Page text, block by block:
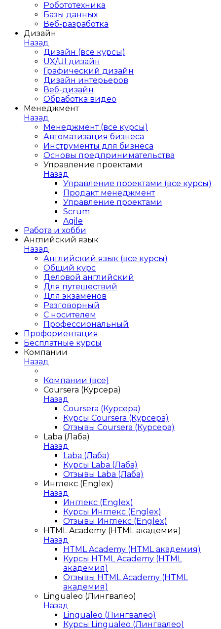
Робототехника
Базы данных
Веб-разработка
Дизайн
Назад
Дизайн (все курсы)
UX/UI дизайн
Графический дизайн
Дизайн интерьеров
Веб-дизайн
Обработка видео
Менеджмент
Назад
Менеджмент (все курсы)
Автоматизация бизнеса
Инструменты для бизнеса
Основы предпринимательства
Управление проектами
Назад
Управление проектами (все курсы)
Продакт менеджмент
Управление проектами
Scrum
Agile
Работа и хобби
Английский язык
Назад
Английский язык (все курсы)
Общий курс
Деловой английский
Для путешествий
Для экзаменов
Разговорный
С носителем
Профессиональный
Профориентация
Бесплатные курсы
Компании
Назад
Компании (все)
Coursera (Курсера)
Назад
Coursera (Курсера)
Курсы Coursera (Курсера)
Отзывы Coursera (Курсера)
Laba (Лаба)
Назад
Laba (Лаба)
Курсы Laba (Лаба)
Отзывы Laba (Лаба)
Инглекс (Englex)
Назад
Инглекс (Englex)
Курсы Инглекс (Englex)
Отзывы Инглекс (Englex)
HTML Academy (HTML академия)
Назад
HTML Academy (HTML академия)
Курсы HTML Academy (HTML
академия)
Отзывы HTML Academy (HTML
академия)
Lingualeo (Лингвалео)
Назад
Lingualeo (Лингвалео)
Курсы Lingualeo (Лингвалео)